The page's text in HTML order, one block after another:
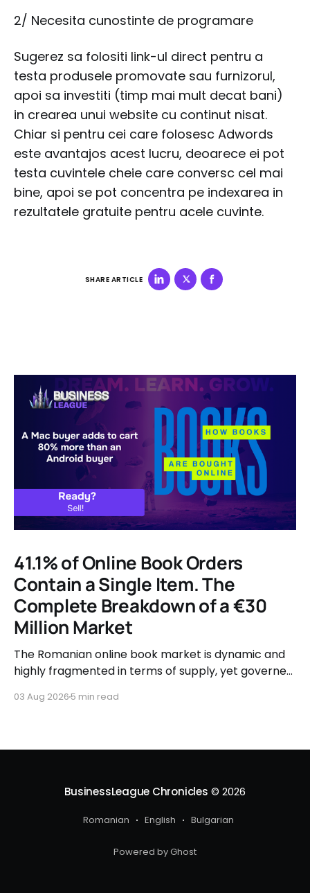
2/ Necesita cunostinte de programare
Sugerez sa folositi link-ul direct pentru a
testa produsele promovate sau furnizorul,
apoi sa investiti (timp mai mult decat bani)
in crearea unui website cu continut nisat.
Chiar si pentru cei care folosesc Adwords
este avantajos acest lucru, deoarece ei pot
testa cuvintele cheie care conversc cel mai
bine, apoi se pot concentra pe indexarea in
rezultatele gratuite pentru acele cuvinte.
SHARE ARTICLE
41.1% of Online Book Orders
Contain a Single Item. The
Complete Breakdown of a €30
Million Market
The Romanian online book market is dynamic and
highly fragmented in terms of supply, yet governed
user behavior.
03 Aug 2026 5 min read
BusinessLeague Chronicles © 2026
Romanian English Bulgarian
Powered by Ghost